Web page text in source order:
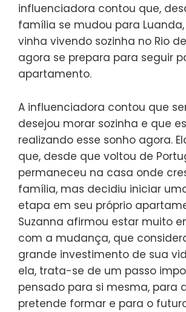
influenciadora contou que,
família se mudou para
vinha vivendo sozinha no Rio
agora se prepara para seguir
apartamento.
A influenciadora contou que
desejou morar sozinha e que
realizando esse sonho agora.
que, desde que voltou de
permaneceu na casa onde
família, mas decidiu iniciar
etapa em seu próprio
Suzanna afirmou estar muito
com a mudança, que
grande investimento de sua
ela, trata-se de um passo
pensado para si mesma, para
pretende formar e para o